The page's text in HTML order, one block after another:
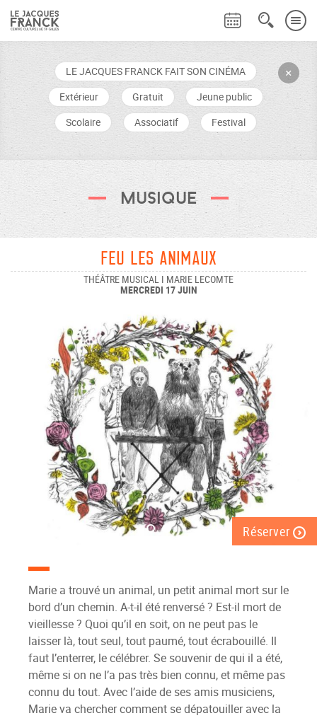
+
LE JACQUES FRANCK FAIT SON CINÉMA
Extérieur
Gratuit
Jeune public
Scolaire
Associatif Festival
Musique
Feu les animaux
THÉÂTRE MUSICAL I MARIE LECOMTE
MERCREDI 17 JUIN
Réserver
Marie a trouvé un animal, un petit animal mort sur le
bord d’un chemin. A-t-il été renversé ? Est-il mort de
vieillesse ? Quoi qu’il en soit, on ne peut pas le
laisser là, tout seul, tout paumé, tout écrabouillé. Il
faut l’enterrer, le célébrer. Se souvenir de qui il a été,
même si on ne l’a pas très bien connu, et même pas
connu du tout. Avec l’aide de ses amis musiciens,
Marie va chercher comment se dépatouiller avec la